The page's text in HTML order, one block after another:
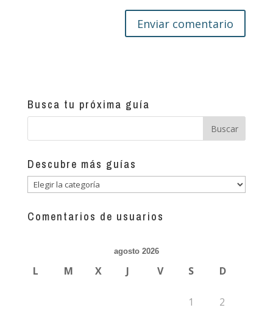
Busca tu próxima guía
Descubre más guías
Descubre
guías
Comentarios de usuarios
agosto 2026
L M X J V S D
1 2